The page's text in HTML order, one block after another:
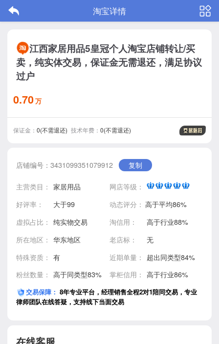
淘宝详情
江西家居用品5皇冠个人淘宝店铺转让/买
卖，纯实体交易，保证金无需退还，满足协议
过户
0.70 万
保证金： 0(不需退还) 技术年费： 0(不需退还)
店铺编号：3431099351079912 复制
主营类目： 家居用品
网店等级：
好评率：
大于99 动态评分： 高于平均86%
虚拟占比：
纯实物交易 淘信用：
高于行业88%
所在地区：
华东地区 老店标：
无
特殊资质：
有 近期单量：
超出同类型84%
粉丝数量：
高于同类型83% 掌柜信用： 高于行业86%
交易保障： 8年专业平台，经理销售全程2对1陪同交易，专业
律师团队在线答疑，支持线下当面交易
在线客服